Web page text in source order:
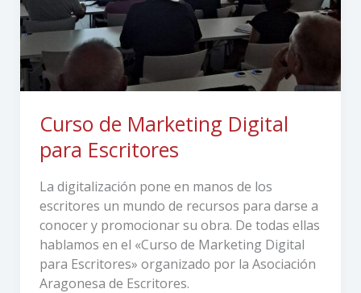
Curso de Marketing Digital
para Escritores
La digitalización pone en manos de los
escritores un mundo de recursos para darse a
conocer y promocionar su obra. De todas ellas
hablamos en el «Curso de Marketing Digital
para Escritores» organizado por la Asociación
Aragonesa de Escritores.